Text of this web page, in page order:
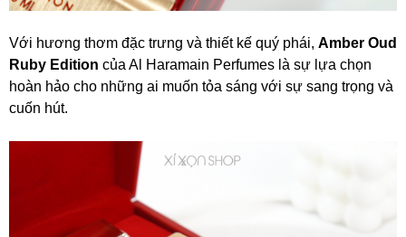
Với hương thơm đặc trưng và thiết kế quý phái, Amber Oud
Ruby Edition của Al Haramain Perfumes là sự lựa chọn
hoàn hảo cho những ai muốn tỏa sáng với sự sang trọng và
cuốn hút.